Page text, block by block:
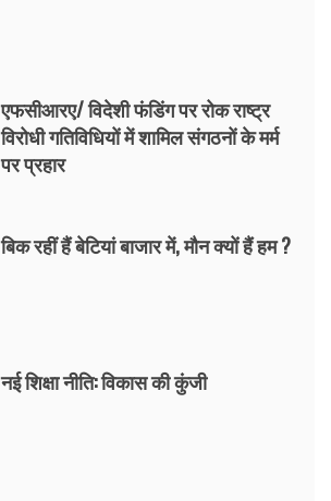
एफसीआरए/ विदेशी फंडिंग पर रोक राष्ट्र
विरोधी गतिविधियों में शामिल संगठनों के मर्म
पर प्रहार
बिक रहीं हैं बेटियां बाजार में, मौन क्यों हैं हम ?
नई शिक्षा नीति: विकास की कुंजी